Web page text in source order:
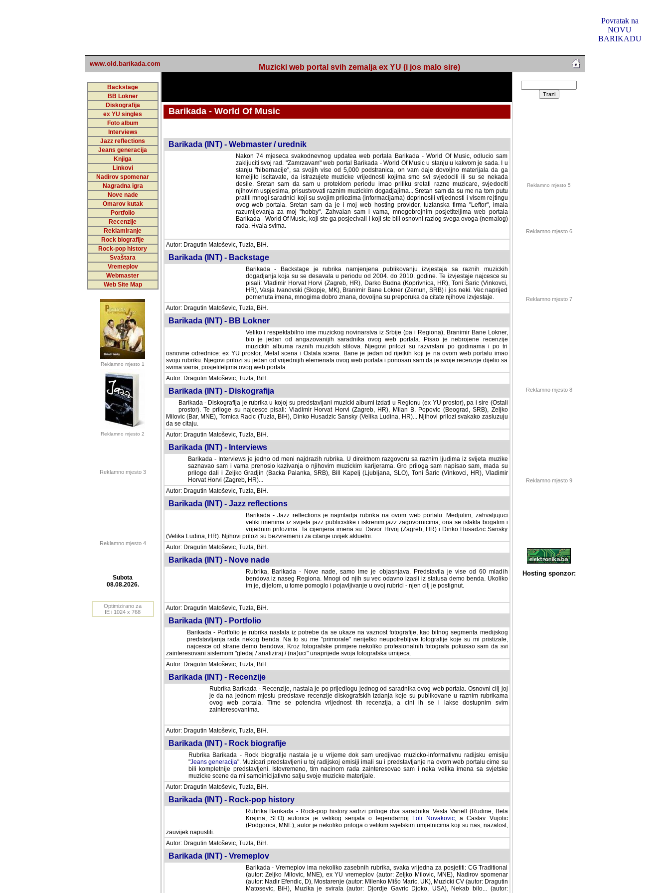
Povratak na
NOVU
BARIKADU
www.old.barikada.com Muzicki web portal svih zemalja ex YU (i jos malo sire)
Backstage
BB Lokner
Diskografija
ex YU singles
Foto album
Interviews
Jazz reflections
Jeans generacija
Knjiga
Linkovi
Nadirov spomenar
Nagradna igra
Nove nade
Omarov kutak
Portfolio
Recenzije
Reklamiranje
Rock biografije
Rock-pop history
Svaštara
Vremeplov
Webmaster
Web Site Map
Reklamno mjesto 1
Reklamno mjesto 2
Reklamno mjesto 3
Reklamno mjesto 4
Barikada - World Of Music
Barikada (INT) - Webmaster / urednik
Nakon 74 mjeseca svakodnevnog updatea web portala Barikada - World Of Music, odlucio sam
zakljuciti svoj rad. "Zamrzavam" web portal Barikada - World Of Music u stanju u kakvom je sada. I u
stanju "hibernacije", sa svojih vise od 5,000 podstranica, on vam daje dovoljno materijala da ga
temeljito iscitavate, da istrazujete muzicke vrijednosti kojima smo svi svjedocili ili su se nekada desile.
Sretan sam da sam u proteklom periodu imao priliku sretati razne muzicare, svjedociti njihovim
uspjesima, prisustvovati raznim muzickim dogadjajima... Sretan sam da su me na tom putu pratili
mnogi saradnici koji su svojim prilozima (informacijama) doprinosili vrijednosti i visem rejtingu ovog
web portala. Sretan sam da je i moj web hosting provider, tuzlanska firma "Leftor", imala
razumijevanja za moj "hobby". Zahvalan sam i vama, mnogobrojnim posjetiteljima web portala
Barikada - World Of Music, koji ste ga posjecivali i koji ste bili osnovni razlog svega ovoga (nemalog)
rada. Hvala svima.
Autor: Dragutin Matoševic, Tuzla, BiH.
Barikada (INT) - Backstage
Barikada - Backstage je rubrika namjenjena publikovanju izvjestaja sa raznih muzickih
dogadjanja koja su se desavala u periodu od 2004. do 2010. godine. Te izvjestaje najcesce su
pisali: Vladimir Horvat Horvi (Zagreb, HR), Darko Budna (Koprivnica, HR), Toni Šaric (Vinkovci,
HR), Vasja Ivanovski (Skopje, MK), Branimir Bane Lokner (Zemun, SRB) i jos neki. Vec naprijed
pomenuta imena, mnogima dobro znana, dovoljna su preporuka da citate njihove izvjestaje.
Autor: Dragutin Matoševic, Tuzla, BiH.
Barikada (INT) - BB Lokner
Veliko i respektabilno ime muzickog novinarstva iz Srbije (pa i Regiona), Branimir Bane Lokner,
bio je jedan od angazovanijih saradnika ovog web portala. Pisao je nebrojene recenzije muzickih
albuma raznih muzickih stilova. Njegovi prilozi su razvrstani po godinama i po tri osnovne
odrednice: ex YU prostor, Metal scena i Ostala scena. Bane je jedan od rijetkih koji je na ovom web portalu imao svoju rubriku.
Njegovi prilozi su jedan od vrijednijih elemenata ovog web portala i ponosan sam da je svoje recenzije dijelio sa svima vama,
posjetiteljima ovog web portala.
Autor: Dragutin Matoševic, Tuzla, BiH.
Barikada (INT) - Diskografija
Barikada - Diskografija je rubrika u kojoj su predstavljani muzicki albumi izdati u Regionu (ex YU prostor), pa i sire (Ostali
prostor). Te priloge su najcesce pisali: Vladimir Horvat Horvi (Zagreb, HR), Milan B. Popovic (Beograd, SRB), Zeljko Milovic
(Bar, MNE), Tomica Racic (Tuzla, BiH), Dinko Husadzic Sansky (Velika Ludina, HR)... Njihovi prilozi svakako zasluzuju da se
citaju.
Autor: Dragutin Matoševic, Tuzla, BiH.
Barikada (INT) - Interviews
Barikada - Interviews je jedno od meni najdrazih rubrika. U direktnom razgovoru sa raznim ljudima iz svijeta muzike
saznavao sam i vama prenosio kazivanja o njihovim muzickim karijerama. Gro priloga sam napisao sam, mada su
priloge dali i Zeljko Gradjin (Backa Palanka, SRB), Bill Kapelj (Ljubljana, SLO), Toni Šaric (Vinkovci, HR), Vladimir
Horvat Horvi (Zagreb, HR)...
Autor: Dragutin Matoševic, Tuzla, BiH.
Barikada (INT) - Jazz reflections
Barikada - Jazz reflections je najmladja rubrika na ovom web portalu. Medjutim, zahvaljujuci veliki
imenima iz svijeta jazz publicistike i iskrenim jazz zagovornicima, ona se istakla bogatim i
vrijednim prilozima. Ta cijenjena imena su: Davor Hrvoj (Zagreb, HR) i Dinko Husadzic Sansky
(Velika Ludina, HR). Njihovi prilozi su bezvremeni i za citanje uvijek aktuelni.
Autor: Dragutin Matoševic, Tuzla, BiH.
Barikada (INT) - Nove nade
Rubrika, Barikada - Nove nade, samo ime je objasnjava. Predstavila je vise od 60 mladih
bendova iz naseg Regiona. Mnogi od njih su vec odavno izasli iz statusa demo benda. Ukoliko im
je, dijelom, u tome pomoglo i pojavljivanje u ovoj rubrici - njen cilj je postignut.
Autor: Dragutin Matoševic, Tuzla, BiH.
Barikada (INT) - Portfolio
Barikada - Portfolio je rubrika nastala iz potrebe da se ukaze na vaznost fotografije, kao bitnog segmenta medijskog
predstavljanja rada nekog benda. Na to su me "primorale" nerijetko neupotrebljive fotografije koje su mi pristizale,
najcesce od strane demo bendova. Kroz fotografske primjere nekoliko profesionalnih fotografa pokusao sam da svi
zainteresovani sistemom "gledaj / analiziraj / (na)uci" unaprijede svoja fotografska umijeca.
Autor: Dragutin Matoševic, Tuzla, BiH.
Barikada (INT) - Recenzije
Rubrika Barikada - Recenzije, nastala je po prijedlogu jednog od saradnika ovog web portala. Osnovni cilj joj
je da na jednom mjestu predstave recenzije diskografskih izdanja koje su publikovane u raznim rubrikama
ovog web portala. Time se potencira vrijednost tih recenzija, a cini ih se i lakse dostupnim svim
zainteresovanima.
Autor: Dragutin Matoševic, Tuzla, BiH.
Barikada (INT) - Rock biografije
Rubrika Barikada - Rock biografije nastala je u vrijeme dok sam uredjivao muzicko-informativnu radijsku emisiju
"Jeans generacija". Muzicari predstavljeni u toj radijskoj emisiji imali su i predstavljanje na ovom web portalu cime su
bili kompletnije predstavljeni. Istovremeno, tim nacinom rada zainteresovao sam i neka velika imena sa svjetske
muzicke scene da mi samoinicijativno salju svoje muzicke materijale.
Autor: Dragutin Matoševic, Tuzla, BiH.
Barikada (INT) - Rock-pop history
Rubrika Barikada - Rock-pop history sadrzi priloge dva saradnika. Vesta Vanell (Rudine, Bela
Krajina, SLO) autorica je velikog serijala o legendarnoj
Loli Novakovic, a Caslav Vujotic
(Podgorica, MNE), autor je nekoliko priloga o velikim svjetskim umjetnicima koji su nas, nazalost,
zauvijek napustili.
Autor: Dragutin Matoševic, Tuzla, BiH.
Barikada (INT) - Vremeplov
Barikada - Vremeplov ima nekoliko zasebnih rubrika, svaka vrijedna za posjetiti: CG Traditional
(autor: Zeljko Milovic, MNE), ex YU vremeplov (autor: Zeljko Milovic, MNE), Nadirov spomenar
(autor: Nadir Efendic, D), Mostarenje (autor: Milenko Mišo Maric, UK), Muzicki CV (autor: Dragutin
Matosevic, BiH), Muzika je svirala (autor: Djordje Gavric Djoko, USA), Nekab bilo... (autor: